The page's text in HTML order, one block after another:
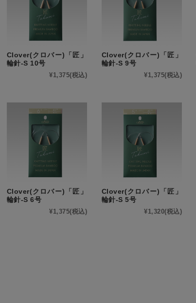
Clover(クロバー)「匠」
輪針-S 10号
¥1,375(税込)
Clover(クロバー)「匠」
輪針-S 9号
¥1,375(税込)
Clover(クロバー)「匠」
輪針-S 6号
¥1,375(税込)
Clover(クロバー)「匠」
輪針-S 5号
¥1,320(税込)